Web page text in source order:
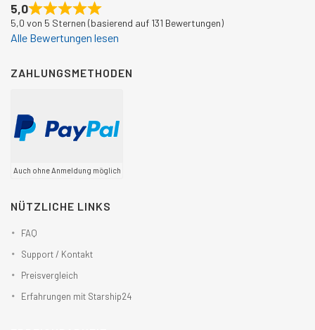
5,0
5,0 von 5 Sternen (basierend auf 131 Bewertungen)
Alle Bewertungen lesen
ZAHLUNGSMETHODEN
Auch ohne Anmeldung möglich
NÜTZLICHE LINKS
FAQ
Support / Kontakt
Preisvergleich
Erfahrungen mit Starship24